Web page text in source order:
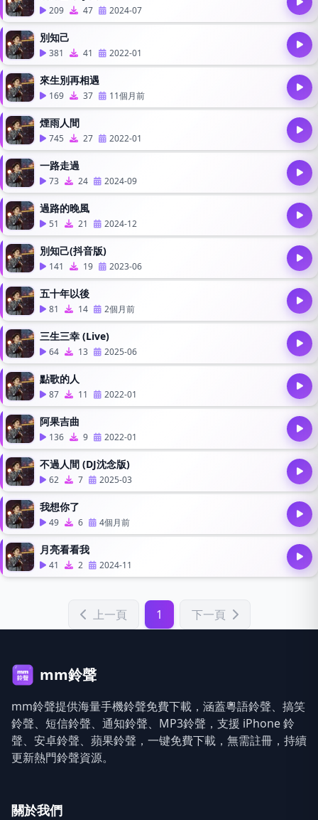
209 47 2024-07
別知己
381 41 2022-01
來生別再相遇
169 37 11個月前
煙雨人間
745 27 2022-01
一路走過
73 24 2024-09
過路的晚風
51 21 2024-12
別知己(抖音版)
141 19 2023-06
五十年以後
81 14 2個月前
三生三幸 (Live)
64 13 2025-06
點歌的人
87 11 2022-01
阿果吉曲
136 9 2022-01
不過人間 (DJ沈念版)
62 7 2025-03
我想你了
49 6 4個月前
月亮看看我
41 2 2024-11
上一頁 1 下一頁
mm鈴聲
mm鈴聲提供海量手機鈴聲免費下載，涵蓋粵語鈴聲、搞笑
鈴聲、短信鈴聲、通知鈴聲、MP3鈴聲，支援 iPhone 鈴
聲、安卓鈴聲、蘋果鈴聲，一键免費下載，無需註冊，持續
更新熱門鈴聲資源。
關於我們